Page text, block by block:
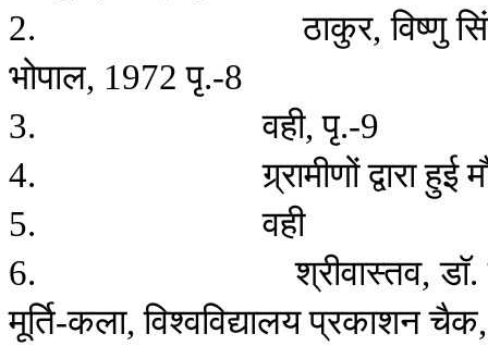
2.ठाकुर,विष्णु
भोपाल, 1972पृ.-8
3.वही,पृ.-9
4.ग्र्रामीणोंद्वाराहुई
5.वही
6.श्रीवास्तव,डाॅ.
मूर्ति-कला,विश्वविद्यालयप्रकाशनचैक